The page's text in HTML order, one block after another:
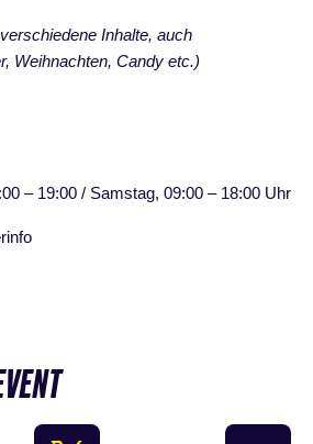
Inhalte, auch
Weihnachten, Candy etc.)
– 19:00 / Samstag, 09:00 – 18:00 Uhr